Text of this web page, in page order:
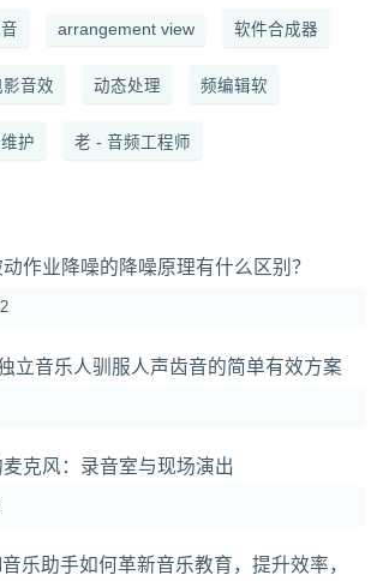
arrangement view 软件合成器
影音效 动态处理 频编辑软
护 老 - 音频工程师
作业降噪的降噪原理有什么区别？
立音乐人驯服人声齿音的简单有效方案
克风：录音室与现场演出
乐助手如何革新音乐教育，提升效率，